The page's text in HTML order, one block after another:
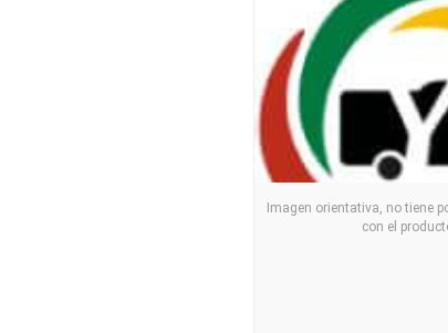
Imagen orientativa, no tiene
con el